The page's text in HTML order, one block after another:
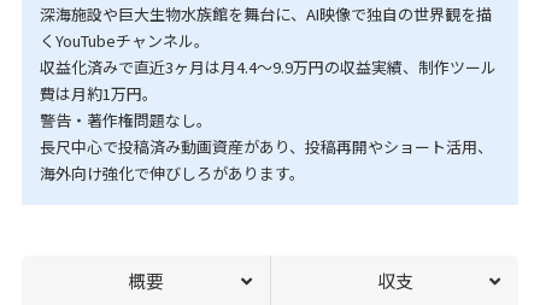
深海施設や巨大生物水族館を舞台に、AI映像で独自の世界観を描
くYouTubeチャンネル。
収益化済みで直近3ヶ月は月4.4〜9.9万円の収益実績、制作ツール
費は月約1万円。
警告・著作権問題なし。
長尺中心で投稿済み動画資産があり、投稿再開やショート活用、
海外向け強化で伸びしろがあります。
概要 収支